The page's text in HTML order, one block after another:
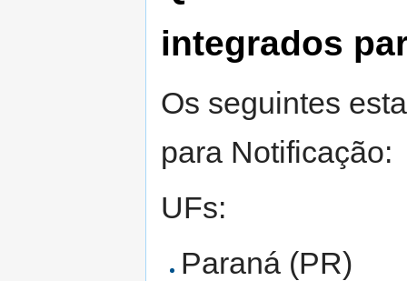
integrados
Os seguintes
para Notificação:
UFs:
Paraná (PR)